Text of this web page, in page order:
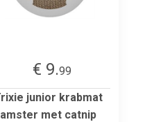
€ 9.99
junior krabmat
met catnip